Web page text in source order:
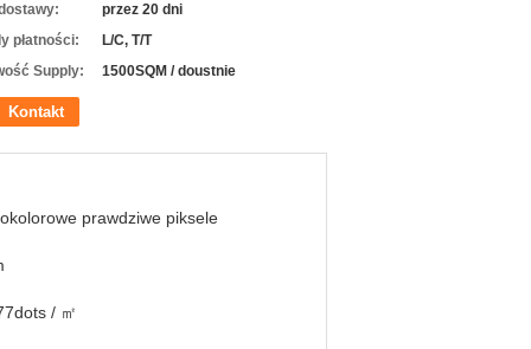
przez 20 dni
płatności:
L/C, T/T
Supply:
1500SQM / doustnie
Kontakt
prawdziwe piksele
/ ㎡